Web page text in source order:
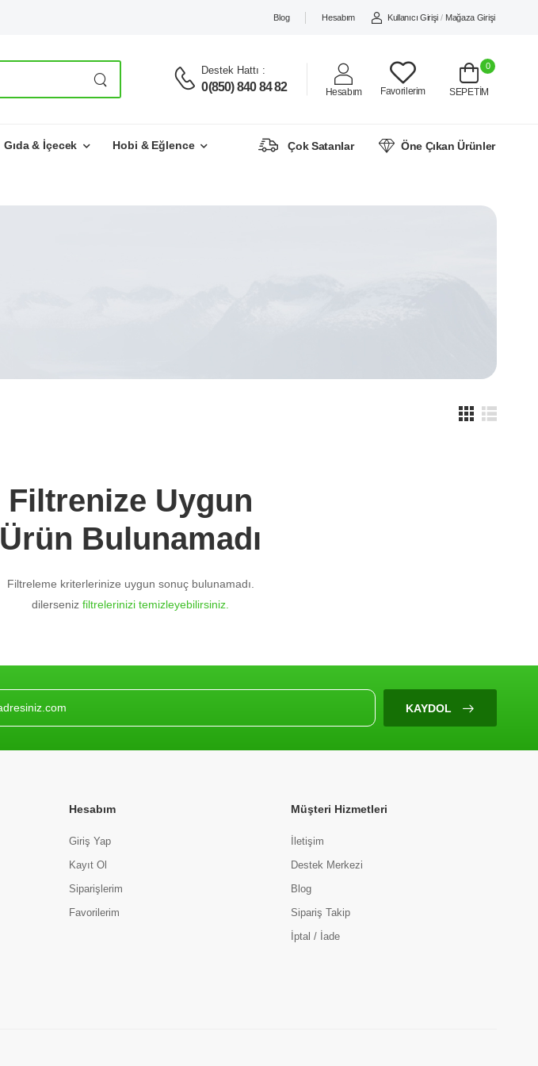
Blog Hesabım Kullanıcı Girişi / Mağaza Girişi
Destek Hattı :
0(850) 840 84 82 Hesabım Favorilerim
0
SEPETİM
Gıda & İçecek Hobi & Eğlence Çok Satanlar Öne Çıkan Ürünler
Filtrenize Uygun
Ürün Bulunamadı
Filtreleme kriterlerinize uygun sonuç bulunamadı.
dilerseniz filtrelerinizi temizleyebilirsiniz.
KAYDOL
Hesabım
Giriş Yap
Kayıt Ol
Siparişlerim
Favorilerim
Müşteri Hizmetleri
İletişim
Destek Merkezi
Blog
Sipariş Takip
İptal / İade